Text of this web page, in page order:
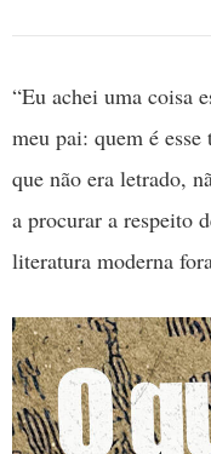
“Eu achei uma coisa
meu pai: quem é
que não era letrado,
a procurar a respeito
literatura moderna